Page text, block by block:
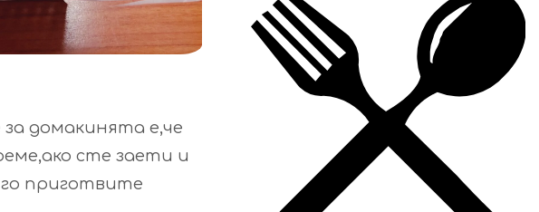
домакинята е,че
сте заети и
го приготвите